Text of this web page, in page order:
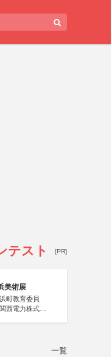
テスト [PR]
美術展
町教育委員
西電力株式会
一覧